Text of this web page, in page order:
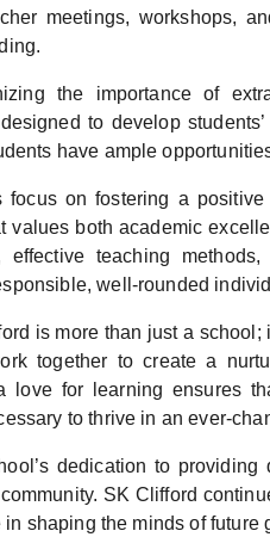
meetings, workshops,
the importance of
to develop
have ample
focus on fostering a
values both academic
effective teaching
well-rounded
is more than just a
together to create a
love for learning ensures
to thrive in an ever-
dedication to
SK Clifford
in shaping the minds of future